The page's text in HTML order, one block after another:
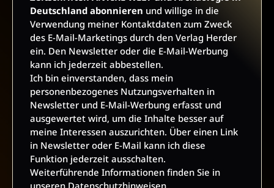
BARRIEREFREIHEIT IMPRESSUM
VERTRAG WIDERRUFEN
ABO ONLINE KÜNDIGEN
Deutschland abonnieren und willige in die
Verwendung meiner Kontaktdaten zum Zweck
des E-Mail-Marketings durch den Verlag Herder
ein. Den Newsletter oder die E-Mail-Werbung
kann ich jederzeit abbestellen.
Ich bin einverstanden, dass mein
personenbezogenes Nutzungsverhalten in
Newsletter und E-Mail-Werbung erfasst und
ausgewertet wird, um die Inhalte besser auf
meine Interessen auszurichten. Über einen Link
in Newsletter oder E-Mail kann ich diese
Funktion jederzeit ausschalten.
Weiterführende Informationen finden Sie in
unseren Datenschutzhinweisen